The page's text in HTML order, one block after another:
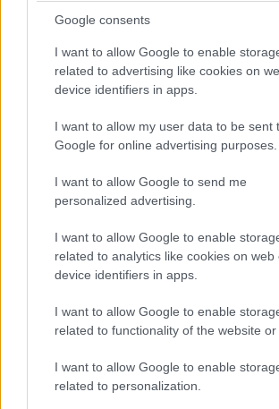
Google consents
I want to allow Google to enable
related to advertising like cookies on
device identifiers in apps.
I want to allow my user data to be sent
Google for online advertising purposes.
I want to allow Google to send me
personalized advertising.
I want to allow Google to enable
related to analytics like cookies on web
device identifiers in apps.
I want to allow Google to enable
related to functionality of the website or
I want to allow Google to enable
related to personalization.
Consejos infalibles para eliminar la
y rápido